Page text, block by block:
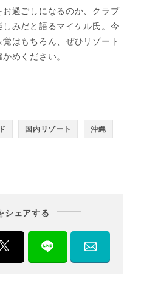
過ごしになるのか、クラブ
みだと語るマイケル氏。今
はもちろん、ぜひリゾート
めください。
国内リゾート 沖縄
シェアする